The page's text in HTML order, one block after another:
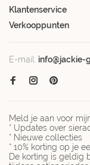
Klantenservice
Verkooppunten
E-mail: info@jackie-
Meld je aan voor
* Updates over
* Nieuwe collecties
* 10% korting op je
De korting is geldig